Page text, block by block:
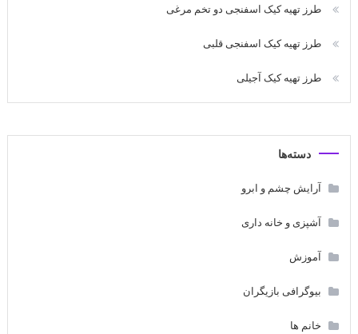
طرز تهیه کیک اسفنجی دو تخم مرغی
طرز تهیه کیک اسفنجی قلبی
طرز تهیه کیک آجیلی
دسته‌ها
آرایش چشم و ابرو
آشپزی و خانه داری
آموزش
بیوگرافی بازیگران
خانم ها